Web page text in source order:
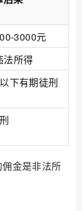
3000元
法所得
下有期徒刑
金是非法所